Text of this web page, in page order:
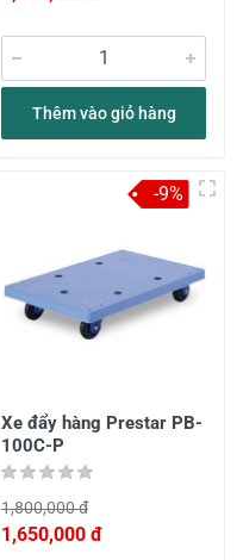
Thêm vào giỏ hàng
Xe đẩy hàng Prestar PB-
100C-P
1,800,000 đ
1,650,000 đ
-9%